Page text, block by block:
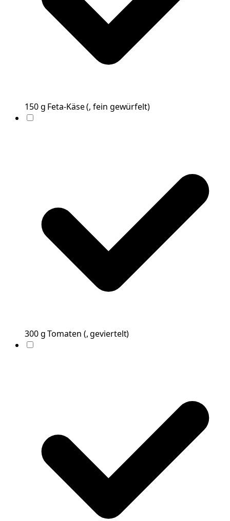
150g Feta-Käse(, fein gewürfelt)
300g Tomaten (, geviertelt)